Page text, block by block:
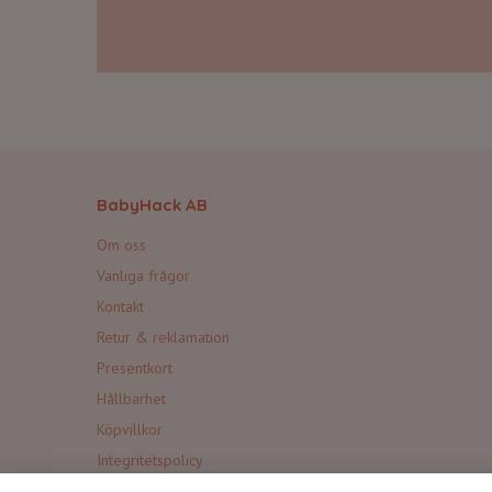
BabyHack AB
Om oss
Vanliga frågor
Kontakt
Retur & reklamation
Presentkort
Hållbarhet
Köpvillkor
Integritetspolicy